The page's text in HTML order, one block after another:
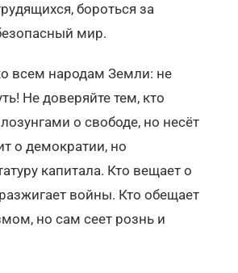
бороться за
мир.
всем народам Земли: не
Не доверяйте тем, кто
о свободе, но несёт
о демократии, но
капитала. Кто вещает о
войны. Кто обещает
но сам сеет рознь и